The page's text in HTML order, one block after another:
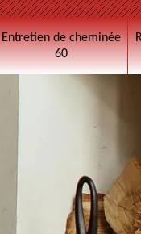
Entretien de cheminée
60
philippe poivet